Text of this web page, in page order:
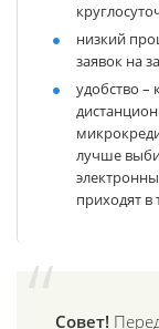
низкий
заявок на
удобство –
лучше
приходят в
Совет!